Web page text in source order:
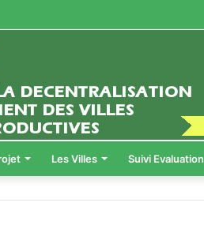
Les Villes Suivi Evaluation